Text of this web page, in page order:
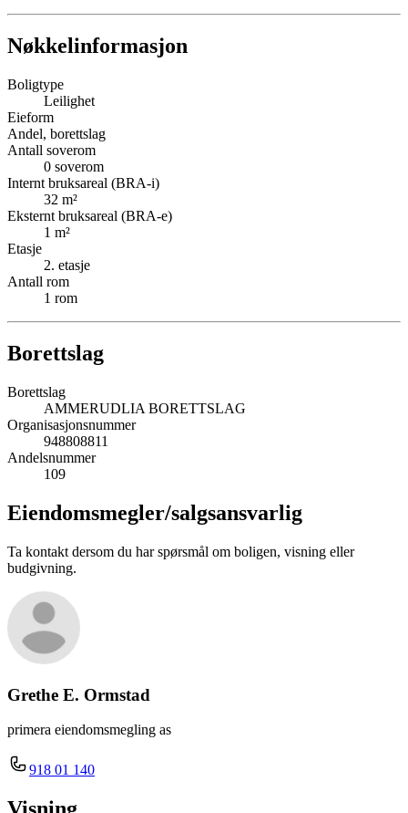
Nøkkelinformasjon
Boligtype
Leilighet
Eieform
Andel, borettslag
Antall soverom
0 soverom
Internt bruksareal (BRA-i)
32 m²
Eksternt bruksareal (BRA-e)
1 m²
Etasje
2. etasje
Antall rom
1 rom
Borettslag
Borettslag
AMMERUDLIA BORETTSLAG
Organisasjonsnummer
948808811
Andelsnummer
109
Eiendomsmegler/salgsansvarlig
Ta kontakt dersom du har spørsmål om boligen, visning eller
budgivning.
Grethe E. Ormstad
primera eiendomsmegling as
918 01 140